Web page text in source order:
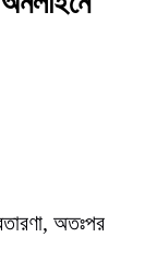
অতঃপর